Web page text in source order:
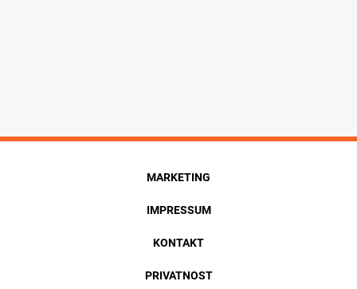
MARKETING
IMPRESSUM
KONTAKT
PRIVATNOST